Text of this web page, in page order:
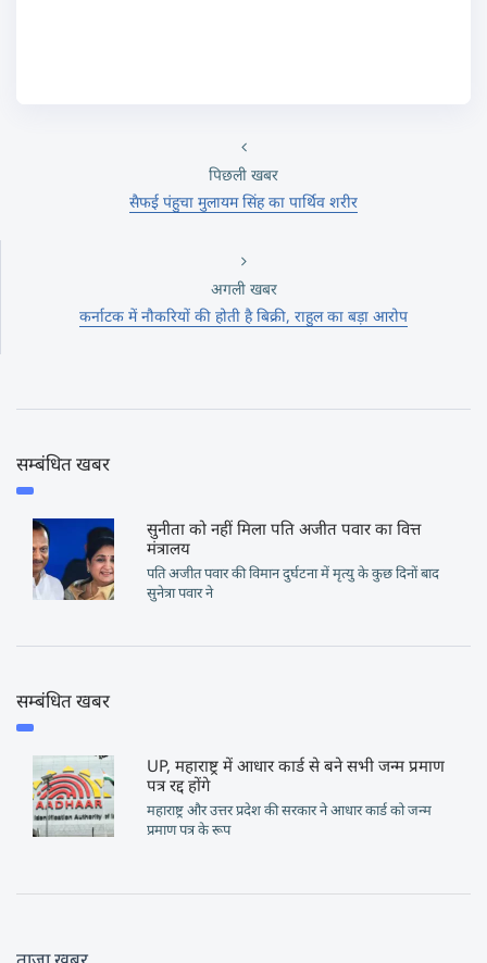
पिछली खबर
सैफई पंहुचा मुलायम सिंह का पार्थिव शरीर
अगली खबर
कर्नाटक में नौकरियों की होती है बिक्री, राहुल का बड़ा आरोप
सम्बंधित खबर
सुनीता को नहीं मिला पति अजीत पवार का वित्त
मंत्रालय
पति अजीत पवार की विमान दुर्घटना में मृत्यु के कुछ दिनों बाद
सुनेत्रा पवार ने
सम्बंधित खबर
UP, महाराष्ट्र में आधार कार्ड से बने सभी जन्म प्रमाण
पत्र रद्द होंगे
महाराष्ट्र और उत्तर प्रदेश की सरकार ने आधार कार्ड को जन्म
प्रमाण पत्र के रूप